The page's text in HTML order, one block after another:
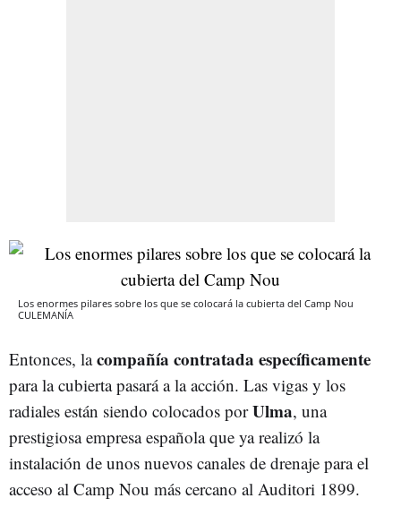
Los enormes pilares sobre los que se colocará la cubierta del Camp Nou
CULEMANÍA
Entonces, lacompañía contratada específicamente
para la cubierta pasará a la acción. Las vigas y los
radiales están siendo colocados porUlma, una
prestigiosa empresa española que ya realizó la
instalación de unos nuevos canales de drenaje para el
acceso al Camp Nou más cercano al Auditori 1899.